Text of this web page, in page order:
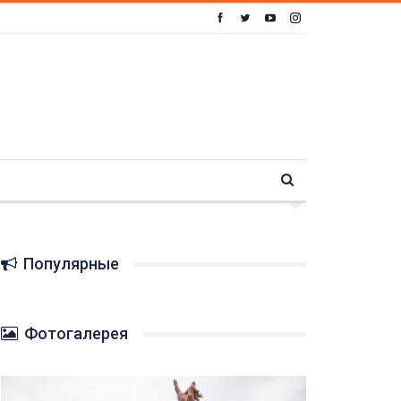
Популярные
Фотогалерея